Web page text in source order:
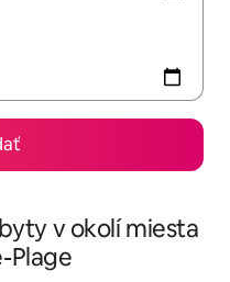
v okolí miesta
Plage